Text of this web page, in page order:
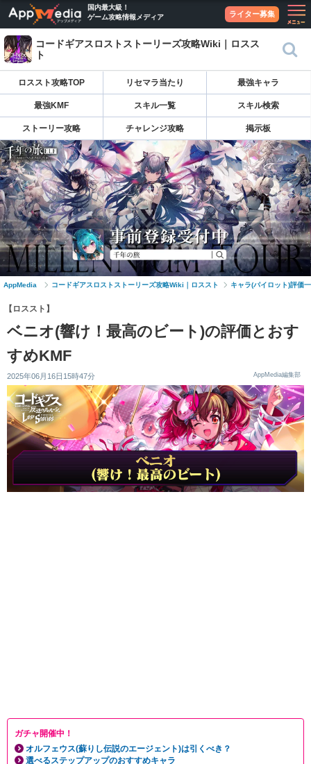
国内最大級！
ゲーム攻略情報メディア
ライター募集
コードギアスロストストーリーズ攻略Wiki｜ロスス
ト
ロススト攻略TOP リセマラ当たり 最強キャラ
最強KMF スキル一覧 スキル検索
ストーリー攻略 チャレンジ攻略 掲示板
AppMedia コードギアスロストストーリーズ攻略Wiki｜ロススト キャラ(パイロット)評価
【ロススト】
ベニオ(響け！最高のビート)の評価とおす
すめKMF
2025年06月16日15時47分 AppMedia編集部
ガチャ開催中！
オルフェウス(蘇りし伝説のエージェント)は引くべき？
選べるステップアップのおすすめキャラ